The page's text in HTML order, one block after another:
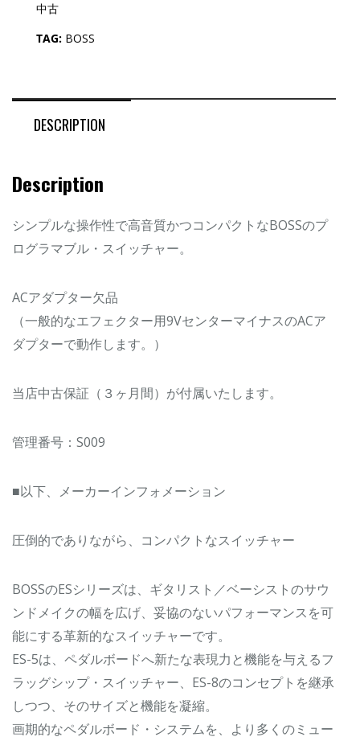
中古
TAG: BOSS
DESCRIPTION
Description
シンプルな操作性で高音質かつコンパクトなBOSSのプ
ログラマブル・スイッチャー。
ACアダプター欠品
（一般的なエフェクター用9VセンターマイナスのACア
ダプターで動作します。）
当店中古保証（３ヶ月間）が付属いたします。
管理番号：S009
■以下、メーカーインフォメーション
圧倒的でありながら、コンパクトなスイッチャー
BOSSのESシリーズは、ギタリスト／ベーシストのサウ
ンドメイクの幅を広げ、妥協のないパフォーマンスを可
能にする革新的なスイッチャーです。
ES-5は、ペダルボードへ新たな表現力と機能を与えるフ
ラッグシップ・スイッチャー、ES-8のコンセプトを継承
しつつ、そのサイズと機能を凝縮。
画期的なペダルボード・システムを、より多くのミュー